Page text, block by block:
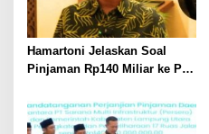
Hamartoni Jelaskan Soal
Pinjaman Rp140 Miliar ke PT
Perbaikan Jalan Butuh Waktu
Bertahun-tahun